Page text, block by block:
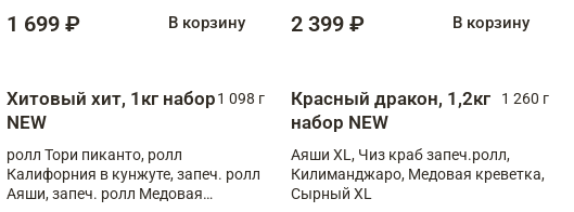
1 699 ₽ В корзину 2 399 ₽ В корзину
Хитовый хит, 1кг набор
NEW
1 098 г
ролл Тори пиканто, ролл
Калифорния в кунжуте, запеч. ролл
Аяши, запеч. ролл Медовая
Красный дракон, 1,2кг
набор NEW
1 260 г
Аяши XL, Чиз краб запеч.ролл,
Килиманджаро, Медовая креветка,
Сырный XL